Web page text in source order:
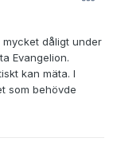
dåligt under
Evangelion.
kan mäta. I
som behövde